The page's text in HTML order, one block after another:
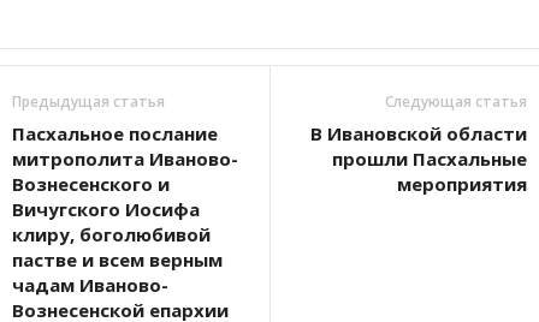
Предыдущая статья
Пасхальное послание
митрополита Иваново-
Вознесенского и
Вичугского Иосифа
клиру, боголюбивой
пастве и всем верным
чадам Иваново-
Вознесенской епархии
Следующая статья
В Ивановской области
прошли Пасхальные
мероприятия